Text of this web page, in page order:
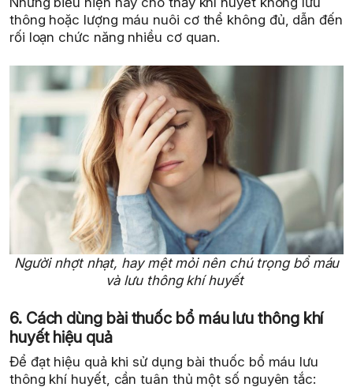
thông hoặc lượng máu nuôi cơ thể không đủ, dẫn đến
rối loạn chức năng nhiều cơ quan.
Người nhợt nhạt, hay mệt mỏi nên chú trọng bổ máu
và lưu thông khí huyết
6. Cách dùng bài thuốc bổ máu lưu thông khí
huyết hiệu quả
Để đạt hiệu quả khi sử dụng bài thuốc bổ máu lưu
thông khí huyết, cần tuân thủ một số nguyên tắc: